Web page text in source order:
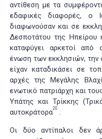
αντίθεση με τα
εδαφικές διαφορές, ο
διαφωνούσαν και σε
Δεσποτάτου της Ηπείρου
καταφύγει αρκετοί από
ένωση των εκκλησιών, την
είχαν καταδικάσει σε
αρχές της Μεγάλης
ενωτικό πατριάρχη και
Υπάτης και Τρίκκης
αυτοκράτορα20 .
Οι δύο αντίπαλοι δεν